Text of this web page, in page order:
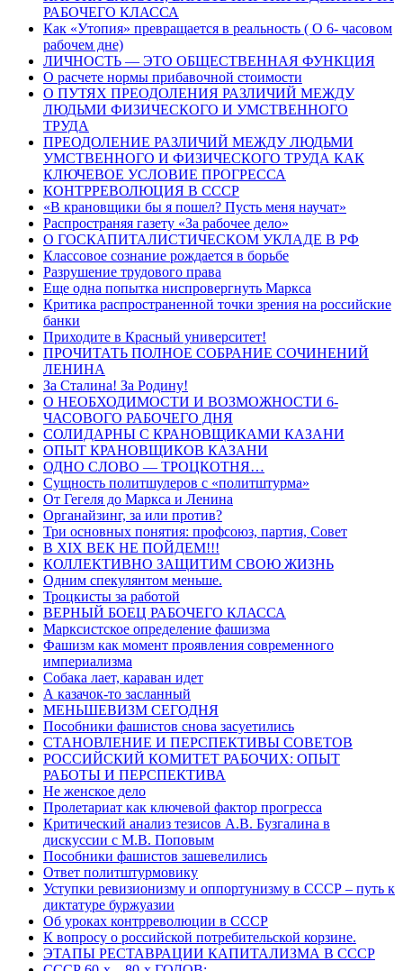
РАБОЧЕГО КЛАССА
Как «Утопия» превращается в реальность ( О 6- часовом
рабочем дне)
ЛИЧНОСТЬ — ЭТО ОБЩЕСТВЕННАЯ ФУНКЦИЯ
О расчете нормы прибавочной стоимости
О ПУТЯХ ПРЕОДОЛЕНИЯ РАЗЛИЧИЙ МЕЖДУ
ЛЮДЬМИ ФИЗИЧЕСКОГО И УМСТВЕННОГО
ТРУДА
ПРЕОДОЛЕНИЕ РАЗЛИЧИЙ МЕЖДУ ЛЮДЬМИ
УМСТВЕННОГО И ФИЗИЧЕСКОГО ТРУДА КАК
КЛЮЧЕВОЕ УСЛОВИЕ ПРОГРЕССА
КОНТРРЕВОЛЮЦИЯ В СССР
«В крановщики бы я пошел? Пусть меня научат»
Распространяя газету «За рабочее дело»
О ГОСКАПИТАЛИСТИЧЕСКОМ УКЛАДЕ В РФ
Классовое сознание рождается в борьбе
Разрушение трудового права
Еще одна попытка ниспровергнуть Маркса
Критика распространенной точки зрения на российские
банки
Приходите в Красный университет!
ПРОЧИТАТЬ ПОЛНОЕ СОБРАНИЕ СОЧИНЕНИЙ
ЛЕНИНА
За Сталина! За Родину!
О НЕОБХОДИМОСТИ И ВОЗМОЖНОСТИ 6-
ЧАСОВОГО РАБОЧЕГО ДНЯ
СОЛИДАРНЫ С КРАНОВЩИКАМИ КАЗАНИ
ОПЫТ КРАНОВЩИКОВ КАЗАНИ
ОДНО СЛОВО — ТРОЦКОТНЯ…
Сущность политшулеров с «политштурма»
От Гегеля до Маркса и Ленина
Органайзинг, за или против?
Три основных понятия: профсоюз, партия, Совет
В XIX ВЕК НЕ ПОЙДЕМ!!!
КОЛЛЕКТИВНО ЗАЩИТИМ СВОЮ ЖИЗНЬ
Одним спекулянтом меньше.
Троцкисты за работой
ВЕРНЫЙ БОЕЦ РАБОЧЕГО КЛАССА
Марксистское определение фашизма
Фашизм как момент проявления современного
империализма
Собака лает, караван идет
А казачок-то засланный
МЕНЬШЕВИЗМ СЕГОДНЯ
Пособники фашистов снова засуетились
СТАНОВЛЕНИЕ И ПЕРСПЕКТИВЫ СОВЕТОВ
РОССИЙСКИЙ КОМИТЕТ РАБОЧИХ: ОПЫТ
РАБОТЫ И ПЕРСПЕКТИВА
Не женское дело
Пролетариат как ключевой фактор прогресса
Критический анализ тезисов А.В. Бузгалина в
дискуссии с М.В. Поповым
Пособники фашистов зашевелились
Ответ политштурмовику
Уступки ревизионизму и оппортунизму в СССР – путь к
диктатуре буржуазии
Об уроках контрреволюции в СССР
К вопросу о российской потребительской корзине.
ЭТАПЫ РЕСТАВРАЦИИ КАПИТАЛИЗМА В СССР